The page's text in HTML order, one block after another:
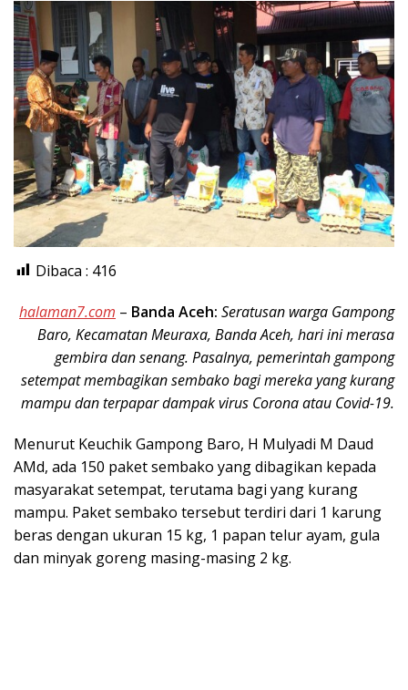
Dibaca : 416
halaman7.com – Banda Aceh: Seratusan warga Gampong
Baro, Kecamatan Meuraxa, Banda Aceh, hari ini merasa
gembira dan senang. Pasalnya, pemerintah gampong
setempat membagikan sembako bagi mereka yang kurang
mampu dan terpapar dampak virus Corona atau Covid-19.
Menurut Keuchik Gampong Baro, H Mulyadi M Daud
AMd, ada 150 paket sembako yang dibagikan kepada
masyarakat setempat, terutama bagi yang kurang
mampu. Paket sembako tersebut terdiri dari 1 karung
beras dengan ukuran 15 kg, 1 papan telur ayam, gula
dan minyak goreng masing-masing 2 kg.